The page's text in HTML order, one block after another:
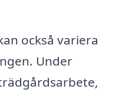
också variera
Under